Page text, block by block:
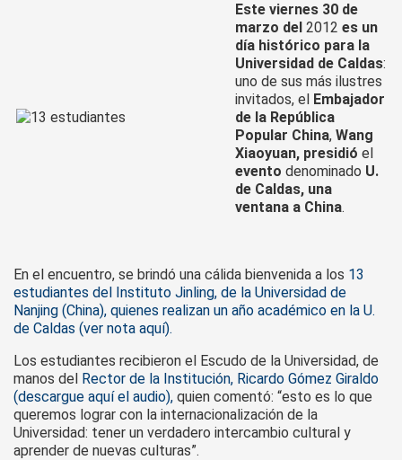
Este viernes 30 de
marzo del 2012 es un
día histórico para la
Universidad de Caldas:
uno de sus más ilustres
invitados, el Embajador
de la República
Popular China, Wang
Xiaoyuan, presidió el
evento denominado U.
de Caldas, una
ventana a China.
En el encuentro, se brindó una cálida bienvenida a los 13
estudiantes del Instituto Jinling, de la Universidad de
Nanjing (China), quienes realizan un año académico en la U.
de Caldas (ver nota aquí).
Los estudiantes recibieron el Escudo de la Universidad, de
manos del Rector de la Institución, Ricardo Gómez Giraldo
(descargue aquí el audio), quien comentó: “esto es lo que
queremos lograr con la internacionalización de la
Universidad: tener un verdadero intercambio cultural y
aprender de nuevas culturas”.